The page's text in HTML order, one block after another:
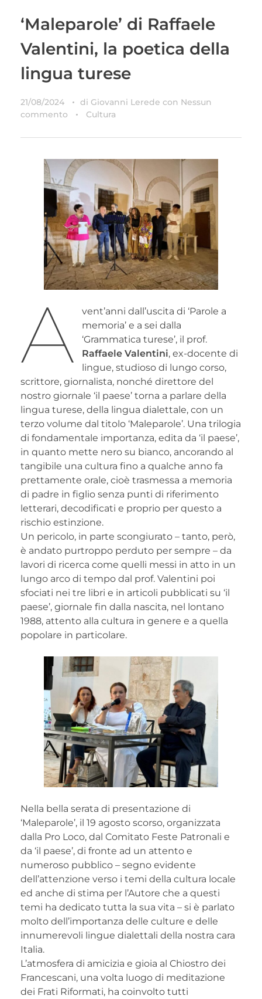
‘Maleparole’ di Raffaele
Valentini, la poetica della
lingua turese
21/08/2024 di Giovanni Lerede con Nessun
commento
Cultura
A
vent’anni dall’uscita di ‘Parole a
memoria’ e a sei dalla
‘Grammatica turese’, il prof.
Raffaele Valentini, ex-docente di
lingue, studioso di lungo corso,
scrittore, giornalista, nonché direttore del
nostro giornale ‘il paese’ torna a parlare della
lingua turese, della lingua dialettale, con un
terzo volume dal titolo ‘Maleparole’. Una trilogia
di fondamentale importanza, edita da ‘il paese’,
in quanto mette nero su bianco, ancorando al
tangibile una cultura fino a qualche anno fa
prettamente orale, cioè trasmessa a memoria
di padre in figlio senza punti di riferimento
letterari, decodificati e proprio per questo a
rischio estinzione.
Un pericolo, in parte scongiurato – tanto, però,
è andato purtroppo perduto per sempre – da
lavori di ricerca come quelli messi in atto in un
lungo arco di tempo dal prof. Valentini poi
sfociati nei tre libri e in articoli pubblicati su ‘il
paese’, giornale fin dalla nascita, nel lontano
1988, attento alla cultura in genere e a quella
popolare in particolare.
Nella bella serata di presentazione di
‘Maleparole’, il 19 agosto scorso, organizzata
dalla Pro Loco, dal Comitato Feste Patronali e
da ‘il paese’, di fronte ad un attento e
numeroso pubblico – segno evidente
dell’attenzione verso i temi della cultura locale
ed anche di stima per l’Autore che a questi
temi ha dedicato tutta la sua vita – si è parlato
molto dell’importanza delle culture e delle
innumerevoli lingue dialettali della nostra cara
Italia.
L’atmosfera di amicizia e gioia al Chiostro dei
Francescani, una volta luogo di meditazione
dei Frati Riformati, ha coinvolto tutti